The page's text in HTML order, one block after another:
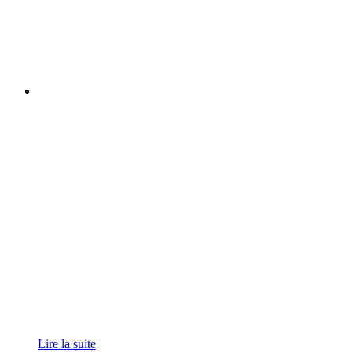
Lire la suite